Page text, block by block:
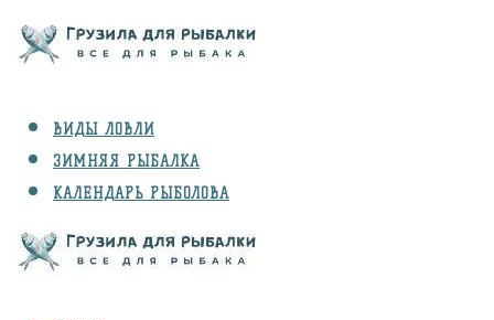
ВИДЫ ЛОВЛИ
ЗИМНЯЯ РЫБАЛКА
КАЛЕНДАРЬ РЫБОЛОВА
СНАРЯЖЕНИЕ